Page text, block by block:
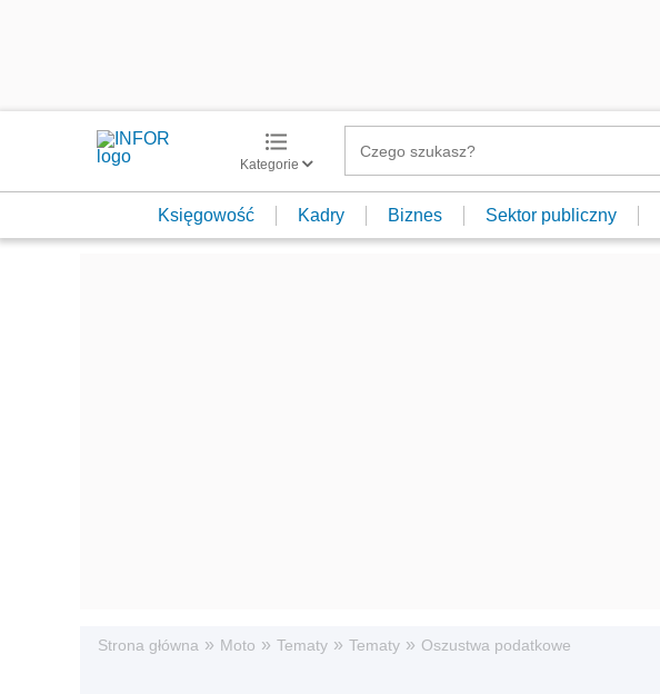
Kategorie
Księgowość Kadry Biznes Sektor publiczny
Strona główna » Moto » Tematy » Tematy » Oszustwa podatkowe